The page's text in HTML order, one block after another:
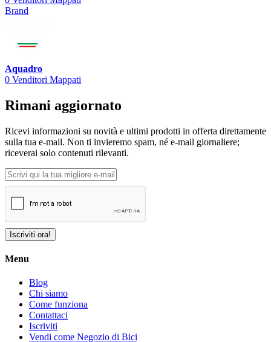
Brand
Aquadro
0 Venditori Mappati
Rimani aggiornato
Ricevi informazioni su novità e ultimi prodotti in offerta direttamente
sulla tua e-mail. Non ti invieremo spam, né e-mail giornaliere;
riceverai solo contenuti rilevanti.
Iscriviti ora!
Menu
Blog
Chi siamo
Come funziona
Contattaci
Iscriviti
Vendi come Negozio di Bici